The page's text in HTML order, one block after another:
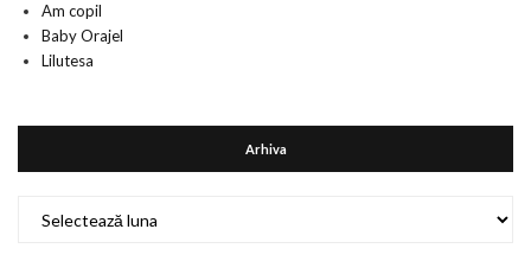
Am copil
Baby Orajel
Lilutesa
Arhiva